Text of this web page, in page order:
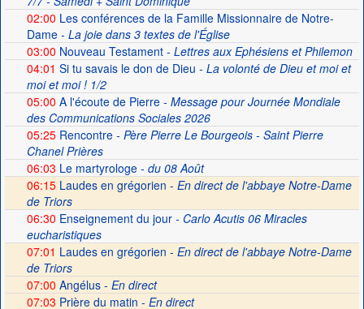
02:00 Les conférences de la Famille Missionnaire de Notre-
Dame- La joie dans 3 textes de l'Église
03:00 Nouveau Testament- Lettres aux Ephésiens et Philemon
04:01 Si tu savais le don de Dieu - La volonté de Dieu et moi et
moi et moi ! 1/2
05:00 A l'écoute de Pierre- Message pour Journée Mondiale
des Communications Sociales 2026
05:25Rencontre- Père Pierre Le Bourgeois - Saint Pierre
Chanel Prières
06:03 Le martyrologe- du 08 Août
06:15Laudes en grégorien - En direct de l'abbaye Notre-Dame
de Triors
06:30 Enseignement du jour- Carlo Acutis 06 Miracles
eucharistiques
07:01 Laudes en grégorien - En direct de l'abbaye Notre-Dame
de Triors
07:00 Angélus - En direct
07:03 Prière du matin - En direct